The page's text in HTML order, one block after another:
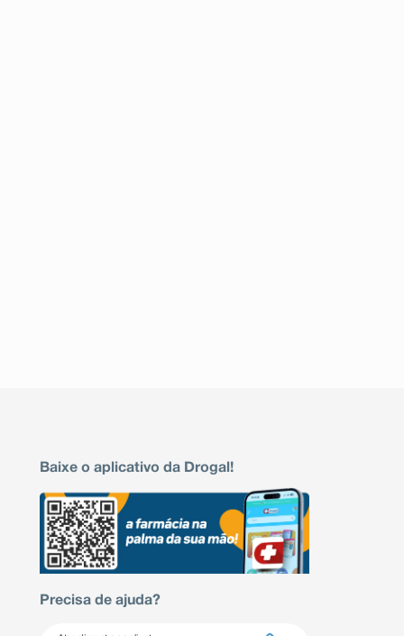
Baixe o aplicativo da Drogal!
Precisa de ajuda?